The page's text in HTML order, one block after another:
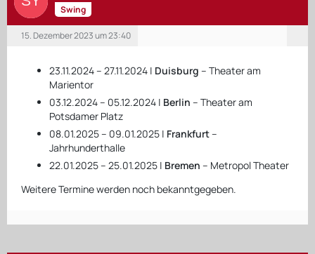
Swing
15. Dezember 2023 um 23:40
23.11.2024 – 27.11.2024 | Duisburg – Theater am
Marientor
03.12.2024 – 05.12.2024 | Berlin – Theater am
Potsdamer Platz
08.01.2025 – 09.01.2025 | Frankfurt–
Jahrhunderthalle
22.01.2025 – 25.01.2025 | Bremen – Metropol Theater
Weitere Termine werden noch bekanntgegeben.